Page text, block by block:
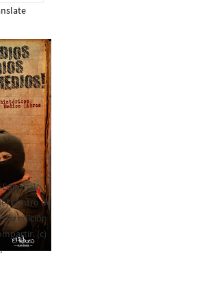
Editorial,
Centro de
la edición
(c)